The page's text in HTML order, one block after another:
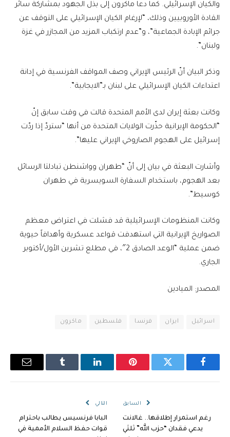
والكيان الإسرائيلي. كما دعا ماكرون إلى بذل الجهود بمشاركة سائر
القادة الأوروبيين وذلك، “لإرغام الكيان الإسرائيلي على التوقف عن
جرائم الإبادة الجماعية”، و”عدم ارتكباب المزيد من المجازر في غزة
ولبنان”.
وذكر البيان أنّ الرئيس الإيراني وصف المواقف الفرنسية في إدانة
اعتداءات الكيان الإسرائيلي على لبنان بـ”الايجابية”.
وكانت بعثة إيران لدى الأمم المتحدة قالت في وقت سابق إنّ
“الحكومة الإيرانية حذّرت الولايات المتحدة من أنها “ستردّ إذا ردّت
إسرائيل على الهجوم الصاروخي الإيراني عليها”.
وأشارت البعثة في بيان إلى أنّ “طهران وواشنطن تبادلتا الرسائل
بعد الهجوم، باستخدام السفارة السويسرية في طهران
كوسيط”.
وكانت المنظومات الإسرائيلية قد فشلت في اعتراض معظم
الصواريخ الإيرانية التي استهدفت قواعد عسكرية وأهدافاً حيوية
ضمن عملية “الوعد الصادق 2″، في مطلع تشرين الأول/أكتوبر
الجاري.
المصدر: الميادين
اسرائيل ايران فرنسا فلسطين ماكرون
فيسبوك تويتر بينتيريستلينكدإن Tumblr
البريد
السابق
رغم استمرار إطلاقها.. غالانت
يدعي فقدان “حزب الله” ثلثي
التالي
البابا فرنسيس يطالب باحترام
قوات حفظ السلام الأممية في